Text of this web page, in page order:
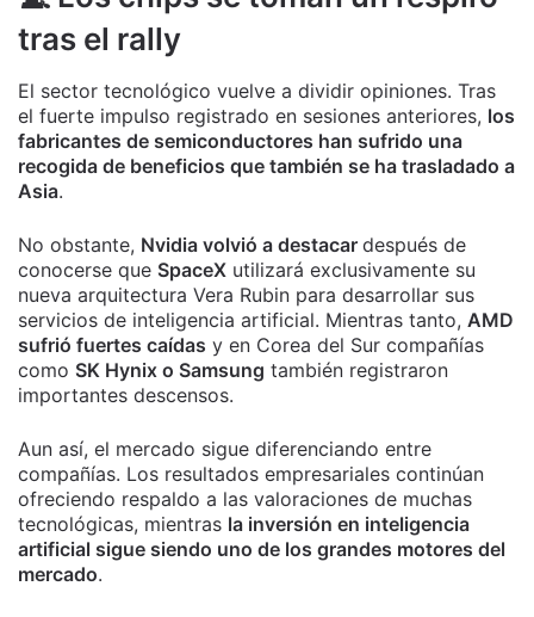
tras el rally
El sector tecnológico vuelve a dividir opiniones. Tras
el fuerte impulso registrado en sesiones anteriores, los
fabricantes de semiconductores han sufrido una
recogida de beneficios que también se ha trasladado a
Asia.
No obstante, Nvidia volvió a destacar después de
conocerse que SpaceX utilizará exclusivamente su
nueva arquitectura Vera Rubin para desarrollar sus
servicios de inteligencia artificial. Mientras tanto, AMD
sufrió fuertes caídas y en Corea del Sur compañías
como SK Hynix o Samsung también registraron
importantes descensos.
Aun así, el mercado sigue diferenciando entre
compañías. Los resultados empresariales continúan
ofreciendo respaldo a las valoraciones de muchas
tecnológicas, mientras la inversión en inteligencia
artificial sigue siendo uno de los grandes motores del
mercado.